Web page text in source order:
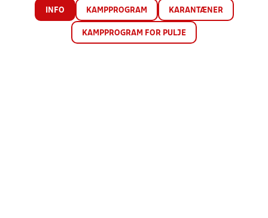
INFO KAMPPROGRAM KARANTÆNER
KAMPPROGRAM FOR PULJE